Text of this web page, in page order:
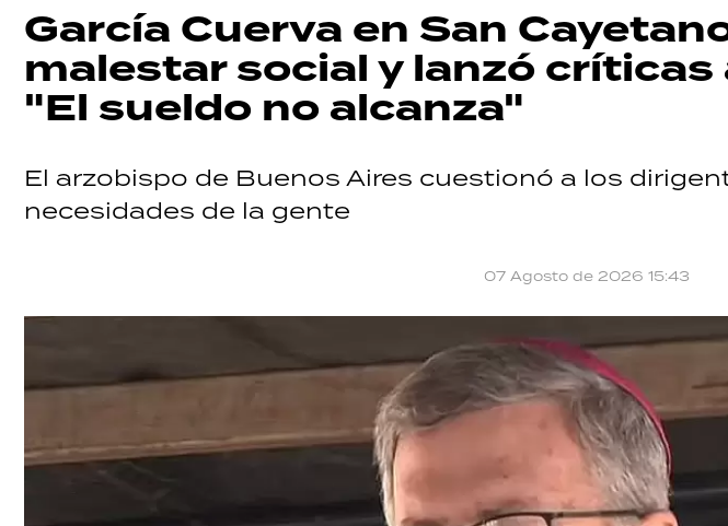
García Cuerva en San
malestar social y lanzó críticas
"El sueldo no alcanza"
El arzobispo de Buenos Aires cuestionó a los
necesidades de la gente
07 Agosto de 2026 15:43